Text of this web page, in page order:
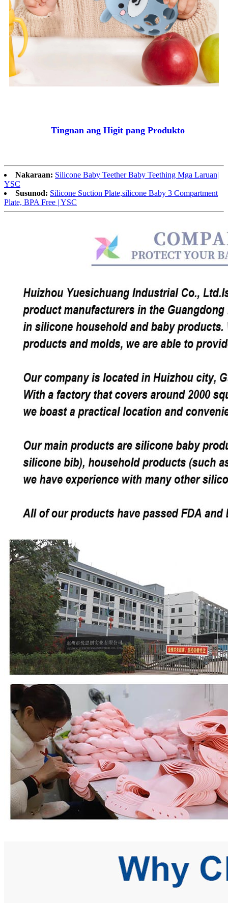
Tingnan ang Higit pang Produkto
Nakaraan: Silicone Baby Teether Baby Teething Mga Laruan|
YSC
Susunod: Silicone Suction Plate,silicone Baby 3 Compartment
Plate, BPA Free | YSC